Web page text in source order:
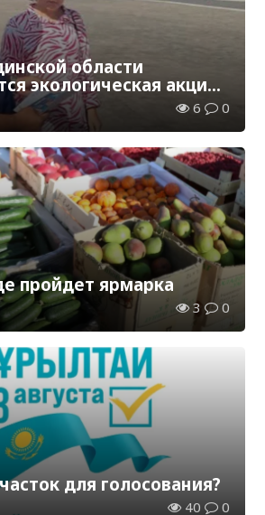
области
экологическая акция
6 0
пройдет ярмарка
3 0
для голосования?
40 0